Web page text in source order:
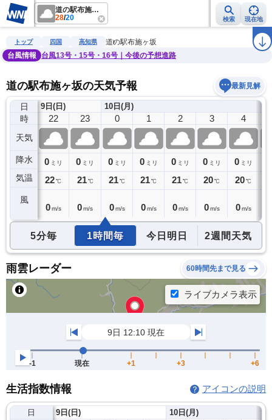
道の駅布施ヶ坂
28/20 検索 現在地
雨雲レーダー 台風情報 地震情報 ラ
トップ 四国 高知県
道の駅布施ヶ坂
台風情報
台風13号・15号・16号｜今後の予想進路
道の駅布施ヶ坂の天気予報 最新見解
日
時
天気
降水
気温
風
9日(日)
21
0ミリ
22℃
22
0 ミリ
22℃
0 m/s
23
0 ミリ
21 ℃
0m/s
10日(月)
0
0 ミリ
21℃
0 m/s
1
0 ミリ
21℃
0 m/s
2
0 ミリ
21℃
0 m/s
3
0 ミリ
20℃
0 m/s
4
0 ミリ
20℃
0 m/s
5分毎 1時間毎 今日明日 2週間天気
雨雲レーダー 60時間先まで見る
生活指数情報 アイコンの説明
日
9日(日) 10日(月)